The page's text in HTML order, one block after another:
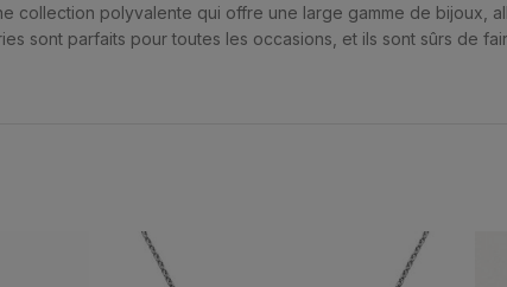
collection polyvalente qui offre une large gamme de bijoux,
sont parfaits pour toutes les occasions, et ils sont sûrs de